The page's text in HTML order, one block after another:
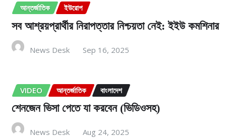
আন্তর্জাতিক ইউরোপ
সব আশ্রয়প্রার্থীর নিরাপত্তার নিশ্চয়তা নেই: ইইউ কমশিনার
News Desk Sep 16, 2025
VIDEO আন্তর্জাতিক বাংলাদেশ
শেনজেন ভিসা পেতে যা করবেন (ভিডিওসহ)
News Desk Aug 24, 2025